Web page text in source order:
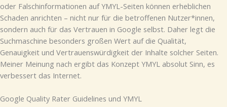
oder Falschinformationen auf YMYL-Seiten können erheblichen
Schaden anrichten – nicht nur für die betroffenen Nutzer*innen,
sondern auch für das Vertrauen in Google selbst. Daher legt die
Suchmaschine besonders großen Wert auf die Qualität,
Genauigkeit und Vertrauenswürdigkeit der Inhalte solcher Seiten.
Meiner Meinung nach ergibt das Konzept YMYL absolut Sinn, es
verbessert das Internet.
Google Quality Rater Guidelines und YMYL